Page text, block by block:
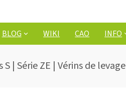
BLOG WIKI CAO INFO
| Série ZE | Vérins de levage